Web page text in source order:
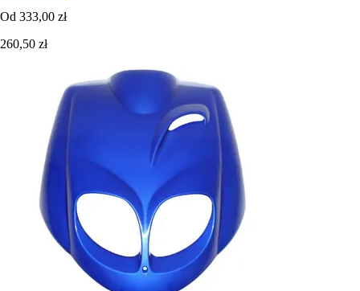
Od 333,00 zł
260,50 zł